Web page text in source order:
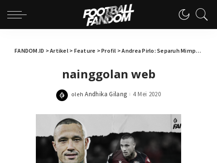
FANDOM.ID >Artikel> Feature >Profil >Andrea Pirlo: Separuh Mimpi Si Pengatur Serangan
nainggolan web
Posted
oleh Andhika Gilang 4 Mei 2020